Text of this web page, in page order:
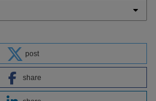
post
share